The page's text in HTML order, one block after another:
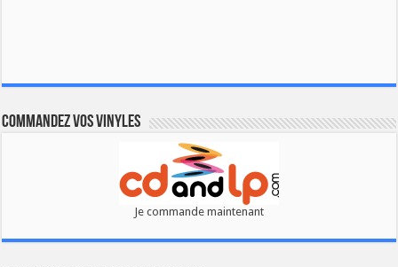
Commandez vos vinyles
Je commande maintenant